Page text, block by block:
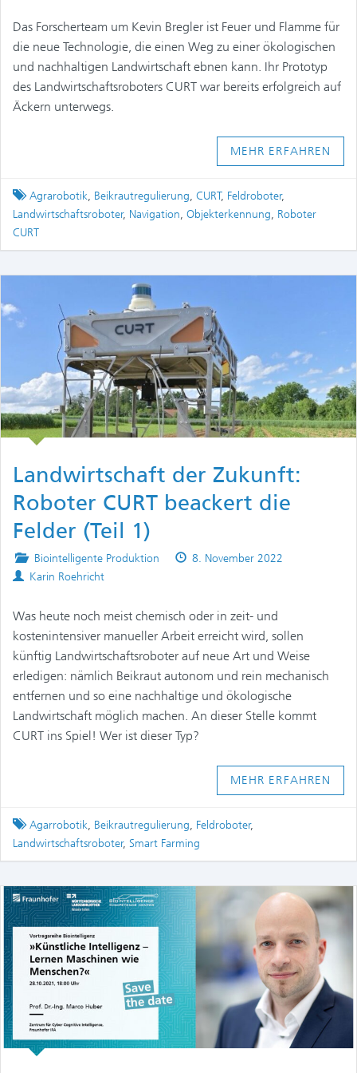
Das Forscherteam um Kevin Bregler ist Feuer und Flamme für
die neue Technologie, die einen Weg zu einer ökologischen
und nachhaltigen Landwirtschaft ebnen kann. Ihr Prototyp
des Landwirtschaftsroboters CURT war bereits erfolgreich auf
Äckern unterwegs.
MEHR ERFAHREN
Tagged
Agrarobotik, Beikrautregulierung, CURT, Feldroboter,
Landwirtschaftsroboter, Navigation, Objekterkennung, Roboter
CURT
Landwirtschaft der Zukunft:
Roboter CURT beackert die
Felder (Teil 1)
Posted
in
Biointelligente Produktion
Published
8. November 2022
Authors
Karin Roehricht
Was heute noch meist chemisch oder in zeit- und
kostenintensiver manueller Arbeit erreicht wird, sollen
künftig Landwirtschaftsroboter auf neue Art und Weise
erledigen: nämlich Beikraut autonom und rein mechanisch
entfernen und so eine nachhaltige und ökologische
Landwirtschaft möglich machen. An dieser Stelle kommt
CURT ins Spiel! Wer ist dieser Typ?
MEHR ERFAHREN
Tagged
Agarrobotik, Beikrautregulierung, Feldroboter,
Landwirtschaftsroboter, Smart Farming